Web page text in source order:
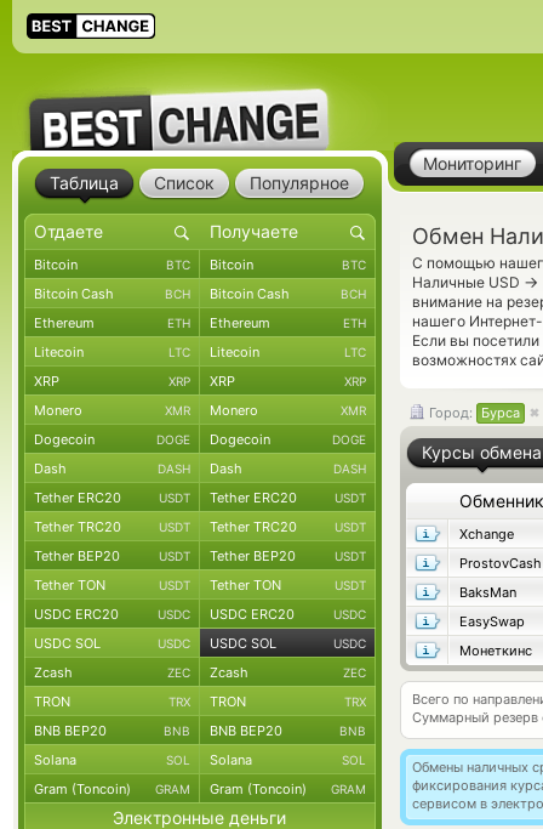
Мониторинг
Обмен
С помощью
Наличные USD →
внимание на
нашего
Если вы
возможностях
Город: Бурса
Курсы обмена
Обменник
Xchange
ProstovCash
BaksMan
EasySwap
Монеткинс
Всего по
Суммарный резерв
Обмены наличных
фиксирования
сервисом в
Таблица Список Популярное
Bitcoin BTC Bitcoin BTC
Bitcoin Cash BCH Bitcoin Cash BCH
Ethereum ETH Ethereum ETH
Litecoin LTC Litecoin LTC
XRP XRP XRP XRP
Monero XMR Monero XMR
Dogecoin DOGE Dogecoin DOGE
Dash DASH Dash DASH
Tether ERC20 USDT Tether ERC20 USDT
Tether TRC20 USDT Tether TRC20 USDT
Tether BEP20 USDT Tether BEP20 USDT
Tether TON USDT Tether TON USDT
USDC ERC20 USDC USDC ERC20 USDC
USDC SOL USDC USDC SOL USDC
Zcash ZEC Zcash ZEC
TRON TRX TRON TRX
BNB BEP20 BNB BNB BEP20 BNB
Solana SOL Solana SOL
Gram (Toncoin) GRAM Gram (Toncoin) GRAM
Электронные деньги